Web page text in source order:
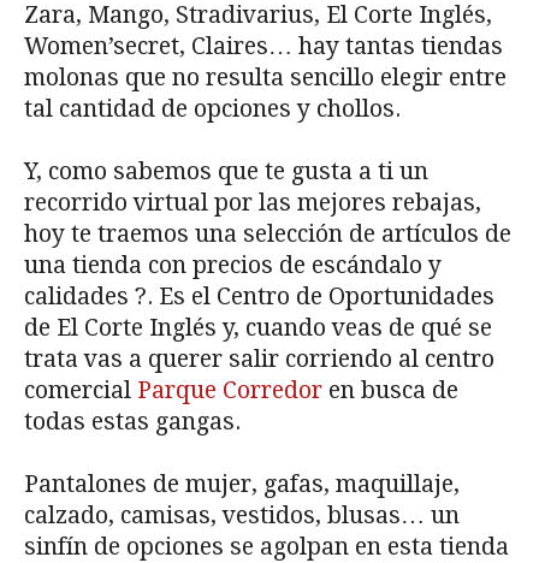
Zara, Mango, Stradivarius, El Corte Inglés,
Women’secret, Claires… hay tantas tiendas
molonas que no resulta sencillo elegir entre
tal cantidad de opciones y chollos.
Y, como sabemos que te gusta a ti un
recorrido virtual por las mejores rebajas,
hoy te traemos una selección de artículos de
una tienda con precios de escándalo y
calidades ?. Es el Centro de Oportunidades
de El Corte Inglés y, cuando veas de qué se
trata vas a querer salir corriendo al centro
comercial Parque Corredor en busca de
todas estas gangas.
Pantalones de mujer, gafas, maquillaje,
calzado, camisas, vestidos, blusas… un
sinfín de opciones se agolpan en esta tienda